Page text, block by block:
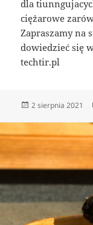
dla
ciężarowe
Zapraszamy na
dowiedzieć się
techtir.pl
Data
2 sierpnia 2021